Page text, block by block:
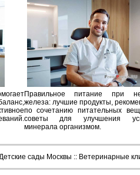
Правильное питание при
железа: лучшие продукты,
по сочетанию питательных
советы для улучшения
минерала организмом.
сады Москвы :: Ветеринарные